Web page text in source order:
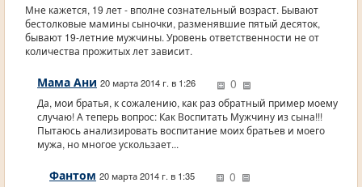
Мне кажется, 19 лет - вполне сознательный возраст. Бывают
бестолковые мамины сыночки, разменявшие пятый десяток,
бывают 19-летние мужчины. Уровень ответственности не от
количества прожитых лет зависит.
Мама Ани 20 марта 2014 г. в 1:26 0
Да, мои братья, к сожалению, как раз обратный пример моему
случаю! А теперь вопрос: Как Воспитать Мужчину из сына!!!
Пытаюсь анализировать воспитание моих братьев и моего
мужа, но многое ускользает...
Фантом 20 марта 2014 г. в 1:35 0